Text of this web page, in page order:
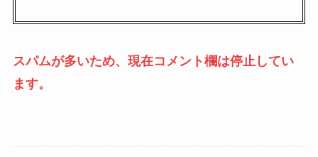
スパムが多いため、現在コメント欄は停止してい
ます。